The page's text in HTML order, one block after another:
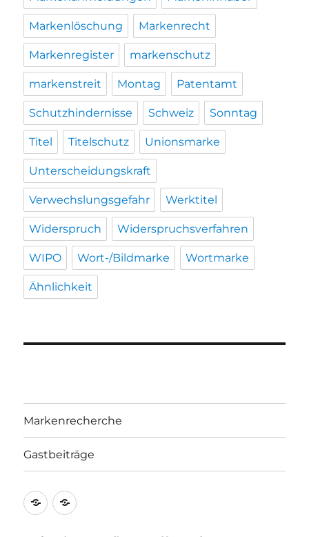
Markenlöschung Markenrecht
Markenregister markenschutz
markenstreit Montag Patentamt
Schutzhindernisse Schweiz Sonntag
Titel Titelschutz Unionsmarke
Unterscheidungskraft
Verwechslungsgefahr Werktitel
Widerspruch Widerspruchsverfahren
WIPO Wort-/Bildmarke Wortmarke
Ähnlichkeit
Markenrecherche
Gastbeiträge
Markenrecherche
Gastbeiträge